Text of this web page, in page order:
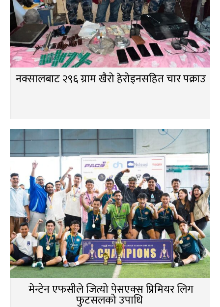
नक्सालबाट २९६ ग्राम खैरो हेरोइनसहित चार पक्राउ
मेन्टेन एफसीले जित्यो पेसएक्स प्रिमियर लिग
फुटसलको उपाधि